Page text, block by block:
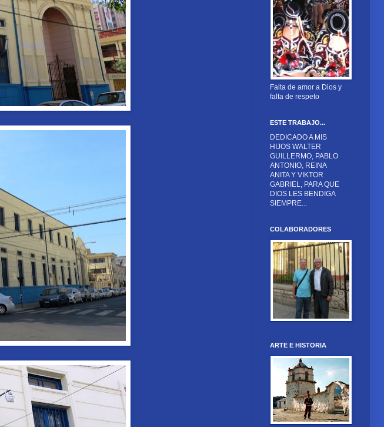
Falta de amor a Dios y
falta de respeto
ESTE TRABAJO...
DEDICADO A MIS
HIJOS WALTER
GUILLERMO, PABLO
ANTONIO, REINA
ANITA Y VIKTOR
GABRIEL, PARA QUE
DIOS LES BENDIGA
SIEMPRE...
COLABORADORES
ARTE E HISTORIA